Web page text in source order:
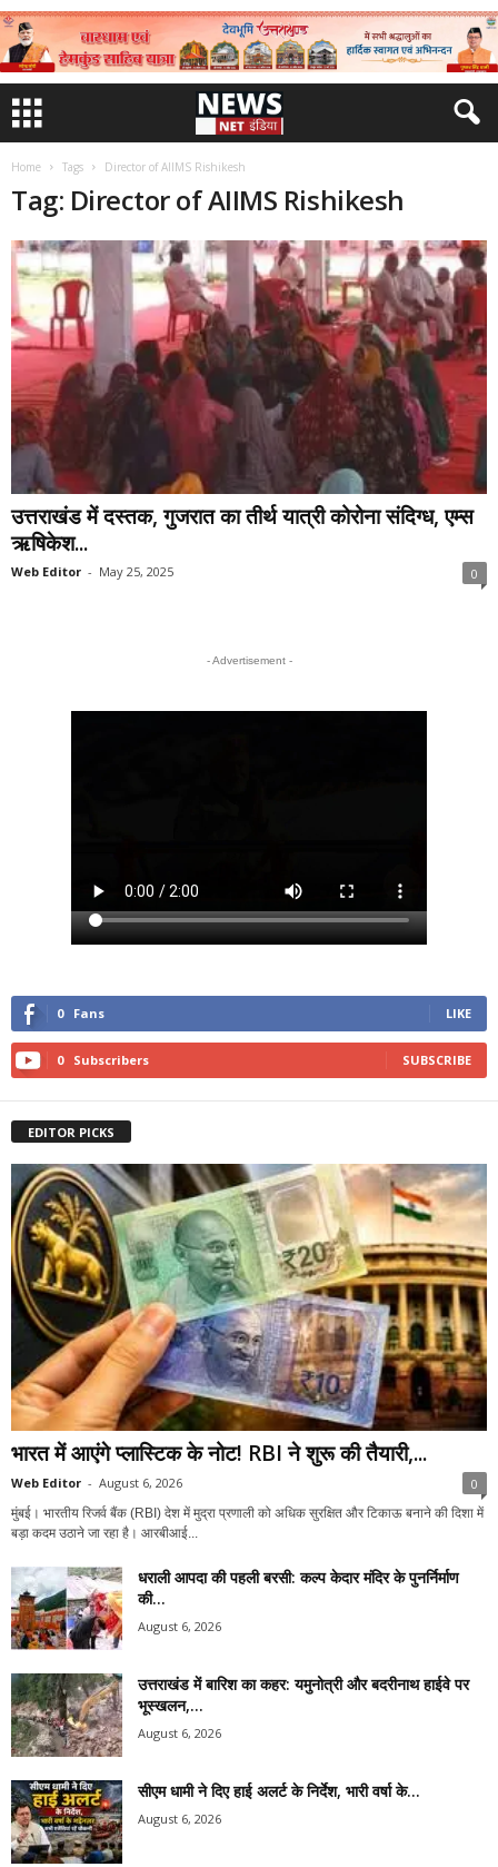
Home Tags Director of AIIMS Rishikesh
Tag: Director of AIIMS Rishikesh
उत्तराखंड में दस्तक, गुजरात का तीर्थ यात्री कोरोना संदिग्ध, एम्स
ऋषिकेश...
Web Editor - May 25, 2025 0
- Advertisement -
0 Fans LIKE
0 Subscribers SUBSCRIBE
EDITOR PICKS
भारत में आएंगे प्लास्टिक के नोट! RBI ने शुरू की तैयारी,...
Web Editor - August 6, 2026 0
मुंबई। भारतीय रिजर्व बैंक (RBI) देश में मुद्रा प्रणाली को अधिक सुरक्षित और टिकाऊ बनाने की दिशा में
बड़ा कदम उठाने जा रहा है। आरबीआई...
धराली आपदा की पहली बरसी: कल्प केदार मंदिर के पुनर्निर्माण
की...
August 6, 2026
उत्तराखंड में बारिश का कहर: यमुनोत्री और बदरीनाथ हाईवे पर
भूस्खलन,...
August 6, 2026
सीएम धामी ने दिए हाई अलर्ट के निर्देश, भारी वर्षा के...
August 6, 2026